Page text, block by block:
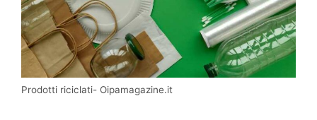
Prodotti riciclati- Oipamagazine.it